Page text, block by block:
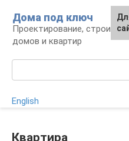
контенту
Дома под ключ
Проектирование,
домов и квартир
English
Квартира